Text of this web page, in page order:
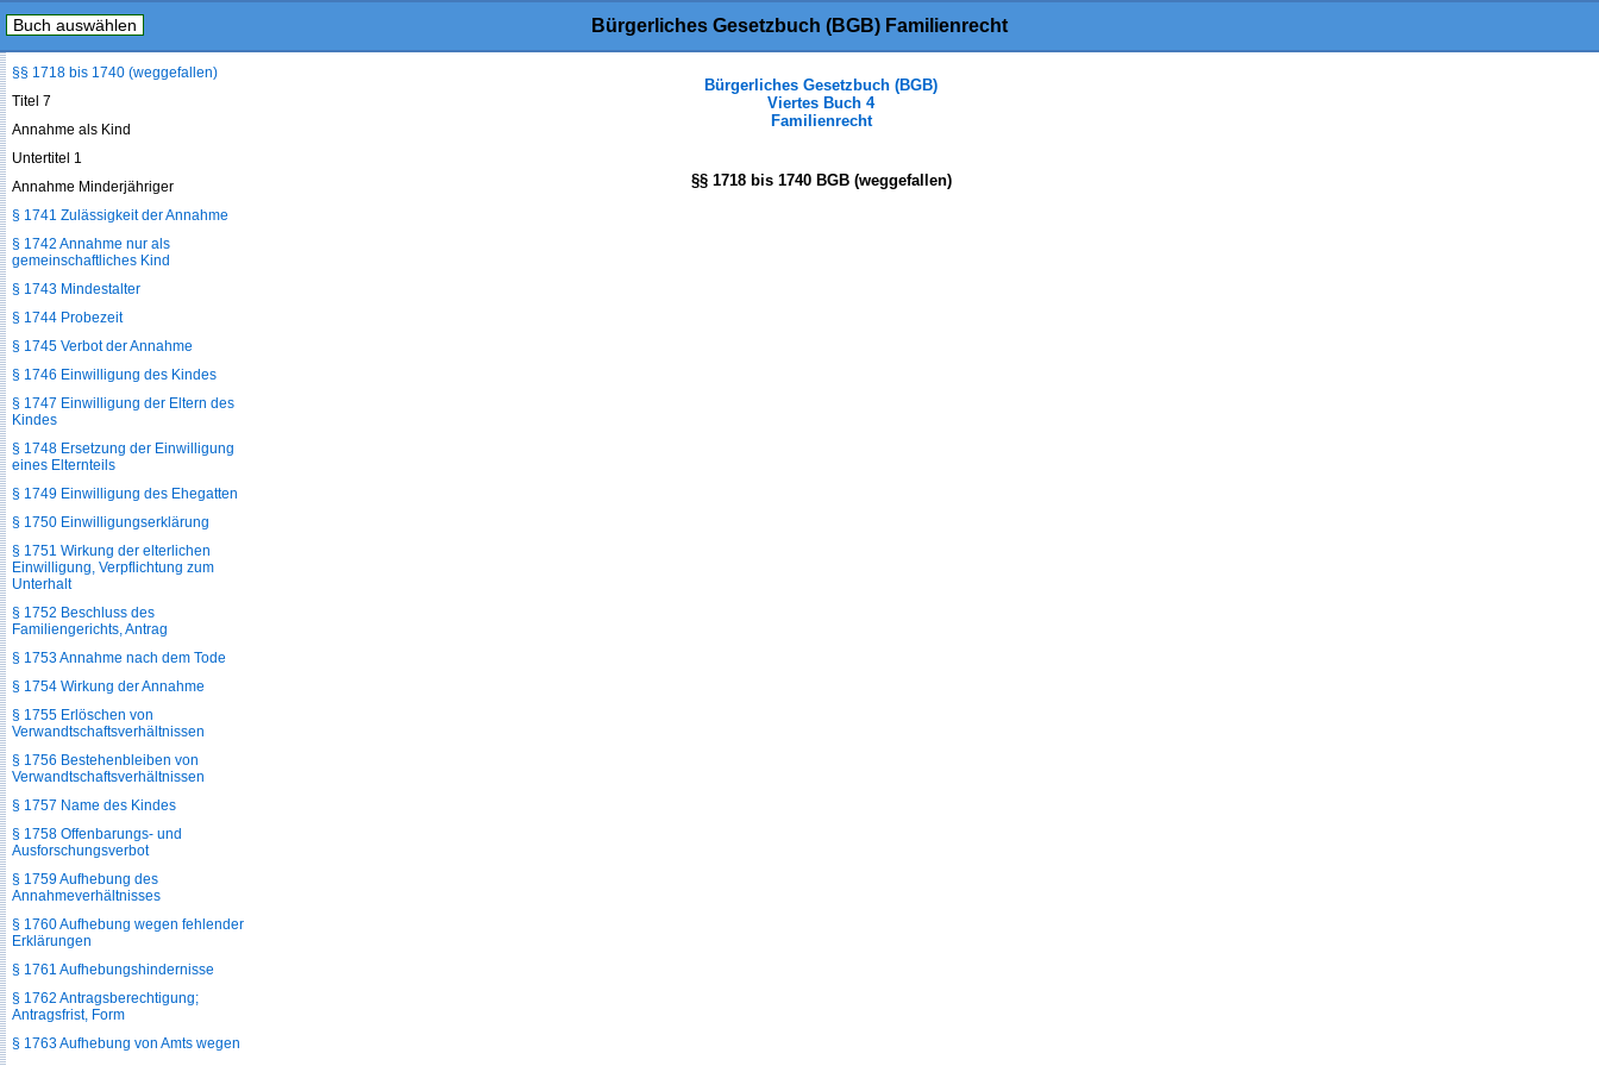
Buch auswählen Bürgerliches Gesetzbuch (BGB) Familienrecht
Bürgerliches Gesetzbuch (BGB)
Viertes Buch 4
Familienrecht
§§ 1718 bis 1740 BGB (weggefallen)
§ 1717 Erfordernis des
§§ 1718 bis 1740 (weggefallen)
Titel 7
Annahme als Kind
Untertitel 1
Annahme Minderjähriger
§ 1741 Zulässigkeit der Annahme
§ 1742 Annahme nur als
gemeinschaftliches Kind
§ 1743 Mindestalter
§ 1744 Probezeit
§ 1745 Verbot der Annahme
§ 1746 Einwilligung des Kindes
§ 1747 Einwilligung der Eltern des
Kindes
§ 1748 Ersetzung der Einwilligung
eines Elternteils
§ 1749 Einwilligung des Ehegatten
§ 1750 Einwilligungserklärung
§ 1751 Wirkung der elterlichen
Einwilligung, Verpflichtung zum
Unterhalt
§ 1752 Beschluss des
Familiengerichts, Antrag
§ 1753 Annahme nach dem Tode
§ 1754 Wirkung der Annahme
§ 1755 Erlöschen von
Verwandtschaftsverhältnissen
§ 1756 Bestehenbleiben von
Verwandtschaftsverhältnissen
§ 1757 Name des Kindes
§ 1758 Offenbarungs- und
Ausforschungsverbot
§ 1759 Aufhebung des
Annahmeverhältnisses
§ 1760 Aufhebung wegen fehlender
Erklärungen
§ 1761 Aufhebungshindernisse
§ 1762 Antragsberechtigung;
Antragsfrist, Form
§ 1763 Aufhebung von Amts wegen